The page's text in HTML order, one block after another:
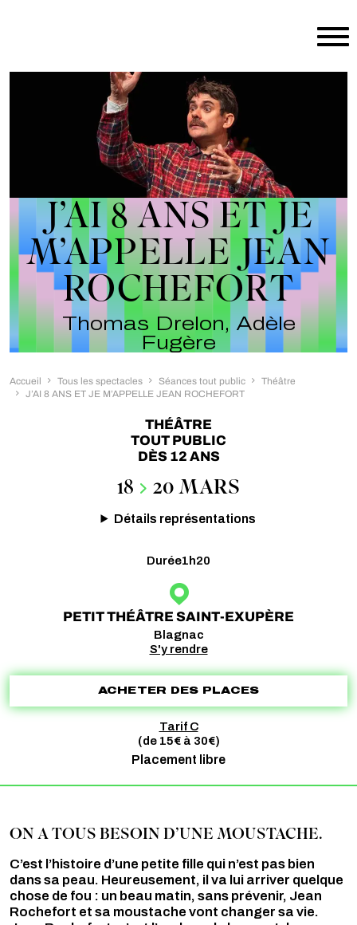
J’AI 8 ANS ET JE
M’APPELLE JEAN
ROCHEFORT
Thomas Drelon, Adèle
Fugère
Accueil Tous les spectacles Séances tout public
Théâtre
J’AI 8 ANS ET JE M’APPELLE JEAN ROCHEFORT
THÉÂTRE
TOUT PUBLIC
DÈS 12 ANS
18 20 MARS
Détails représentations
Durée1h20
PETIT THÉÂTRE SAINT-EXUPÈRE
Blagnac
S'y rendre
ACHETER DES PLACES
Tarif C
(de 15€ à 30€)
Placement libre
ON A TOUS BESOIN D’UNE MOUSTACHE.
C’est l’histoire d’une petite fille qui n’est pas bien
dans sa peau. Heureusement, il va lui arriver quelque
chose de fou : un beau matin, sans prévenir, Jean
Rochefort et sa moustache vont changer sa vie.